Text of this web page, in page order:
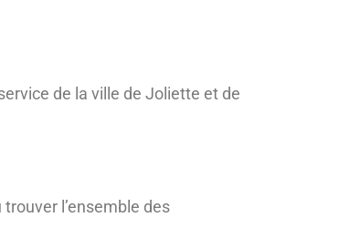
de la ville de Joliette et de
l’ensemble des